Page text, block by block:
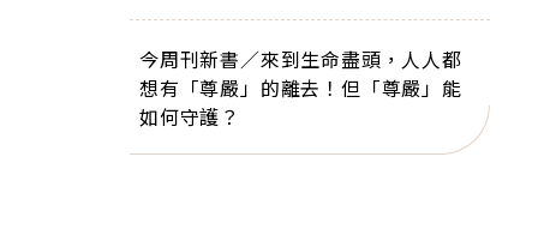
今周刊新書／來到生命盡頭，人人都
想有「尊嚴」的離去！但「尊嚴」能
如何守護？